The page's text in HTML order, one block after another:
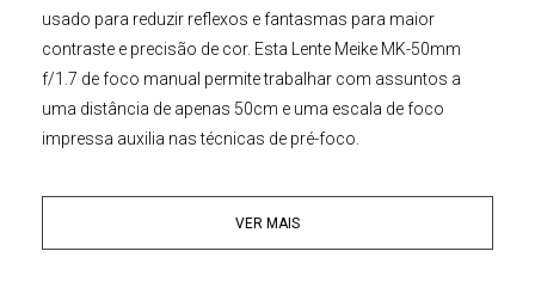
usado para reduzir reflexos e fantasmas para maior
contraste e precisão de cor. Esta
Lente Meike MK-50mm
f/1.7 de foco manual permite trabalhar com assuntos a
uma distância de apenas 50cm e uma escala de foco
impressa auxilia nas técnicas de pré-foco.
Recurso Multi Coated
O elemento frontal é multirrevestido, ele pode efetivamente
VER MAIS